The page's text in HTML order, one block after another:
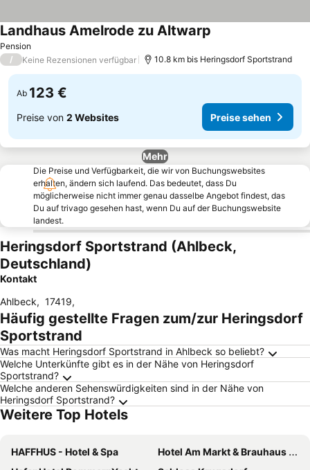
Pension
Landhaus Amelrode zu Altwarp
/ Keine Rezensionen verfügbar 10.8 km bis Heringsdorf Sportstrand
Ab 123 €
Preise von 2 Websites Preise sehen
Mehr
Die Preise und Verfügbarkeit, die wir von Buchungswebsites
erhalten, ändern sich laufend. Das bedeutet, dass Du
möglicherweise nicht immer genau dasselbe Angebot findest, das
Du auf trivago gesehen hast, wenn Du auf der Buchungswebsite
landest.
Heringsdorf Sportstrand (Ahlbeck,
Deutschland)
Kontakt
Ahlbeck, 17419,
Häufig gestellte Fragen zum/zur Heringsdorf
Sportstrand
Was macht Heringsdorf Sportstrand in Ahlbeck so beliebt?
Welche Unterkünfte gibt es in der Nähe von Heringsdorf
Sportstrand?
Welche anderen Sehenswürdigkeiten sind in der Nähe von
Heringsdorf Sportstrand?
Weitere Top Hotels
HAFFHUS - Hotel & Spa
Hotel Am Markt & Brauhaus Stadtkrug